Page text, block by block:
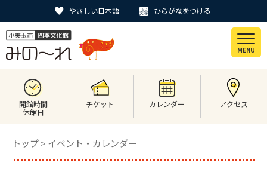
やさしい日本語 ひらがなをつける
MENU
開館時間
休館日
チケット カレンダー アクセス
トップ> イベント・カレンダー